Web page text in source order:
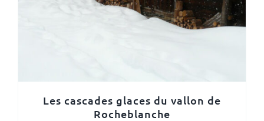
Les cascades glaces du vallon de
Rocheblanche